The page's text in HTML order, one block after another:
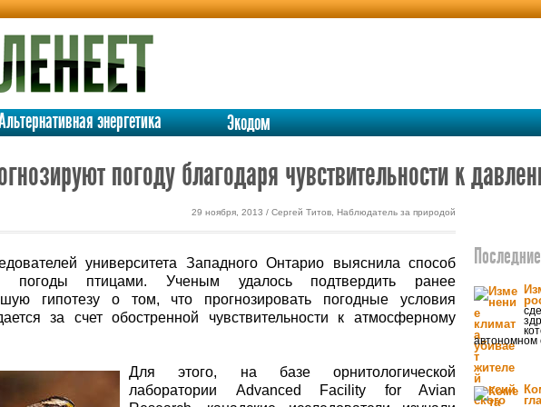
энергетика Экодом
погоду благодаря чувствительности к
29 ноября, 2013 / Сергей Титов, Наблюдатель за природой
университета Западного Онтарио выяснила способ
погоды птицами. Ученым удалось подтвердить ранее
гипотезу о том, что прогнозировать погодные условия
за счет обостренной чувствительности к атмосферному
Для этого, на базе орнитологической
лаборатории Advanced Facility for Avian
автономном